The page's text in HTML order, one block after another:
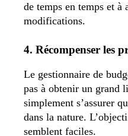
de temps en temps et à
modifications.
4. Récompenser les
Le gestionnaire de
pas à obtenir un grand
simplement s’assurer
dans la nature.
semblent faciles.